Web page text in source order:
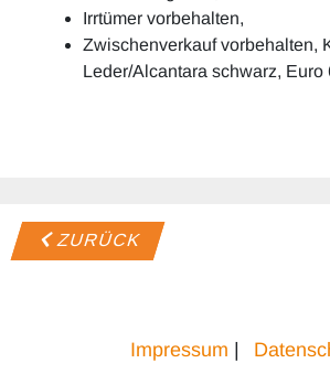
Irrtümer vorbehalten,
Zwischenverkauf vorbehalten,
Leder/Alcantara schwarz, Euro
ZURÜCK
Impressum |